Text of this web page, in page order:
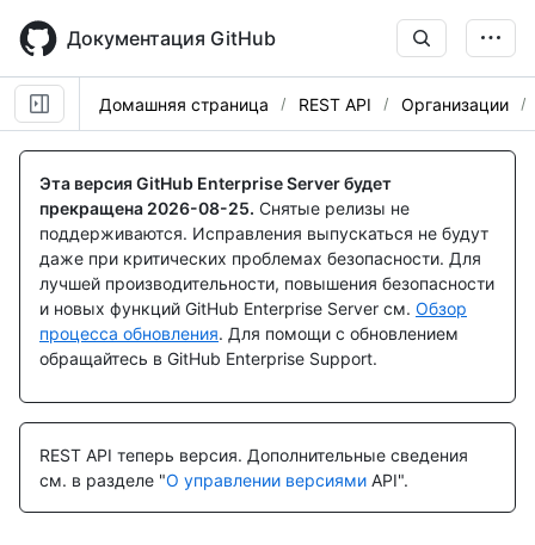
main
content
Документация GitHub
Домашняя страница REST API Организации
Эта версия GitHub Enterprise Server будет
прекращена 2026-08-25. Снятые релизы не
поддерживаются. Исправления выпускаться не будут
даже при критических проблемах безопасности. Для
лучшей производительности, повышения безопасности
и новых функций GitHub Enterprise Server см. Обзор
процесса обновления. Для помощи с обновлением
обращайтесь в GitHub Enterprise Support.
REST API теперь версия. Дополнительные сведения
см. в разделе "О управлении версиями API".
Имя., Тип,
Description
Имя., Тип,
Description
Имя., Тип,
Description
Имя., Тип,
Description
Имя., Тип,
Description
Имя., Тип,
Description
Имя., Тип,
Description
Имя., Тип,
Description
Имя., Тип,
Description
Имя., Тип,
Description
Имя., Тип,
Description
Имя., Тип,
Description
Имя., Тип,
Description
Имя., Тип,
Description
Имя., Тип,
Description
Имя., Тип,
Description
Имя., Тип,
Description
Имя., Тип,
Description
Имя., Тип,
Description
Имя., Тип,
Description
Имя., Тип,
Description
Имя., Тип,
Description
Имя., Тип,
Description
Имя., Тип,
Description
Имя., Тип,
Description
Имя., Тип,
Description
Имя., Тип,
Description